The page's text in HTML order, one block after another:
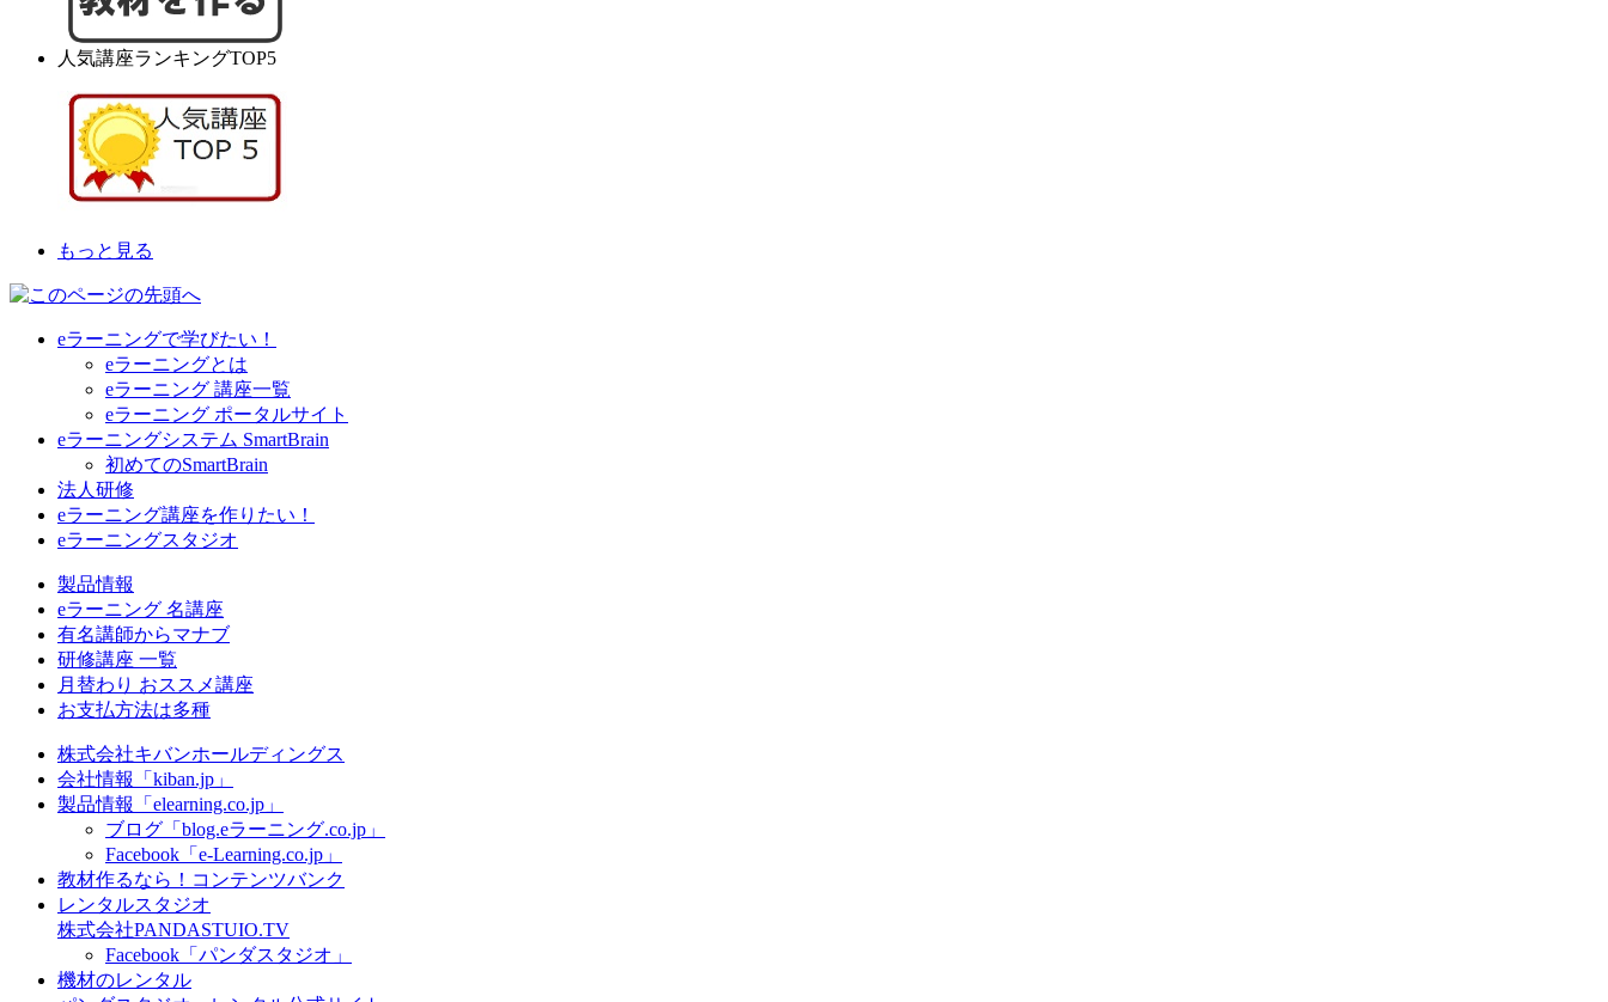
人気講座ランキングTOP5
もっと見る
eラーニングで学びたい！
eラーニングとは
eラーニング 講座一覧
eラーニング ポータルサイト
eラーニングシステム SmartBrain
初めてのSmartBrain
法人研修
eラーニング講座を作りたい！
eラーニングスタジオ
製品情報
eラーニング 名講座
有名講師からマナブ
研修講座 一覧
月替わり おススメ講座
お支払方法は多種
株式会社キバンホールディングス
会社情報「kiban.jp」
製品情報「elearning.co.jp」
ブログ「blog.eラーニング.co.jp」
Facebook「e-Learning.co.jp」
教材作るなら！コンテンツバンク
レンタルスタジオ
株式会社PANDASTUIO.TV
Facebook「パンダスタジオ」
機材のレンタル